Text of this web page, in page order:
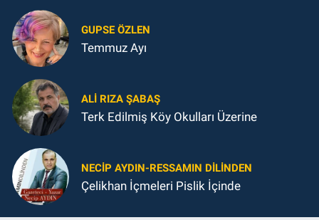
GUPSE ÖZLEN
Temmuz Ayı
ALI RIZA ŞABAŞ
Terk Edilmiş Köy Okulları Üzerine
NECIP AYDIN-RESSAMIN DILINDEN
Çelikhan İçmeleri Pislik İçinde